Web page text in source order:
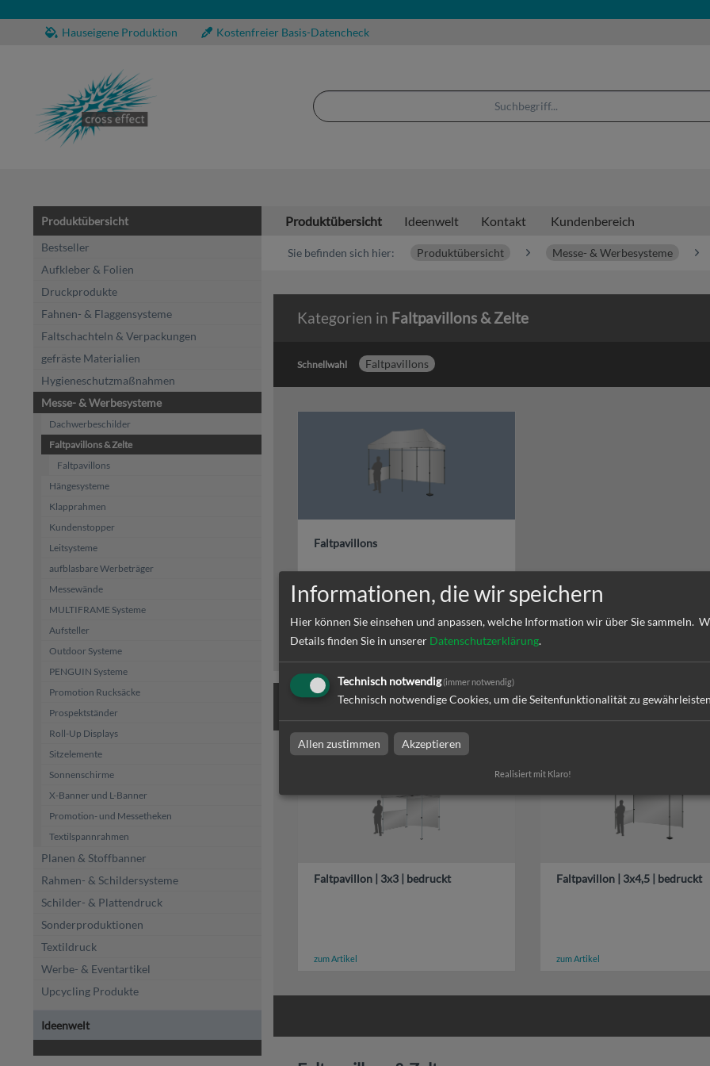
Hauseigene Produktion Kostenfreier Basis-Datencheck
Produktübersicht
Bestseller
Aufkleber & Folien
Druckprodukte
Fahnen- & Flaggensysteme
Faltschachteln & Verpackungen
gefräste Materialien
Hygieneschutzmaßnahmen
Messe- & Werbesysteme
Dachwerbeschilder
Faltpavillons & Zelte
Faltpavillons
Hängesysteme
Klapprahmen
Kundenstopper
Leitsysteme
aufblasbare Werbeträger
Messewände
MULTIFRAME Systeme
Aufsteller
Outdoor Systeme
PENGUIN Systeme
Promotion Rucksäcke
Prospektständer
Roll-Up Displays
Sitzelemente
Sonnenschirme
X-Banner und L-Banner
Promotion- und Messetheken
Textilspannrahmen
Planen & Stoffbanner
Rahmen- & Schildersysteme
Schilder- & Plattendruck
Sonderproduktionen
Textildruck
Werbe- & Eventartikel
Upcycling Produkte
Ideenwelt
Produktübersicht Ideenwelt Kontakt Kundenbereich
Sie befinden sich hier: Produktübersicht Messe- & Werbesysteme
Kategorien in Faltpavillons & Zelte
Schnellwahl Faltpavillons
Faltpavillons
Faltpavillons ✓verschiedene Größen
✓individuell bedruckt ✓viele Optionen ✓schnell
✓versandkostenfrei
Produkte inFaltpavillons & Zelte
Faltpavillon | 3x3 | bedruckt
zum Artikel
Faltpavillon | 3x4,5 | bedruckt
zum Artikel
Informationen, die wir speichern
Hier können Sie einsehen und anpassen, welche Information wir über Sie sammeln.
Details finden Sie in unserer Datenschutzerklärung.
Technisch notwendig(immer notwendig)
Technisch notwendige Cookies, um die Seitenfunktionalität zu gewährleisten
Allen zustimmen Akzeptieren
Realisiert mit Klaro!